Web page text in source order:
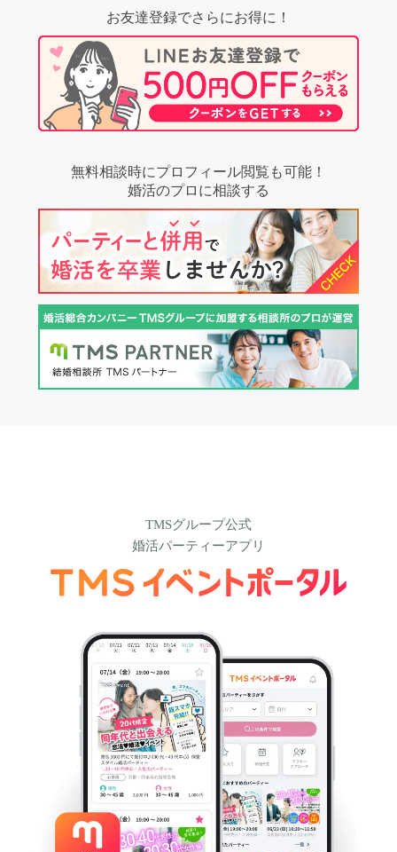
お友達登録でさらにお得に！
無料相談時にプロフィール閲覧も可能！
婚活のプロに相談する
TMSグループ公式
婚活パーティーアプリ